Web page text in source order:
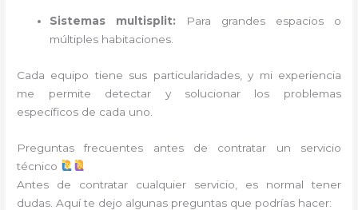
Sistemas multisplit: Para grandes espacios o
múltiples habitaciones.
Cada equipo tiene sus particularidades, y mi experiencia
me permite detectar y solucionar los problemas
específicos de cada uno.
Preguntas frecuentes antes de contratar un servicio
técnico
Antes de contratar cualquier servicio, es normal tener
dudas. Aquí te dejo algunas preguntas que podrías hacer: